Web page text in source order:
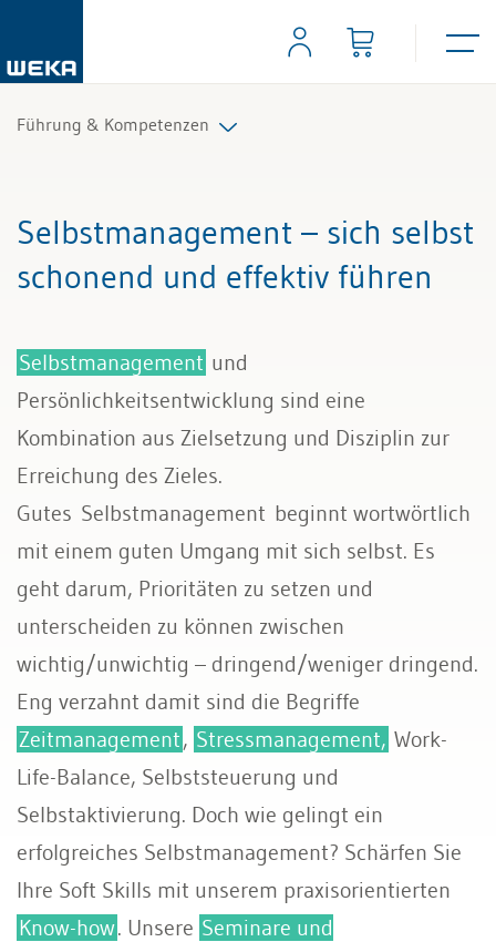
Führung & Kompetenzen
Selbstmanagement
Selbstmanagement – sich selbst
schonend und effektiv führen
Selbstmanagement und
Persönlichkeitsentwicklung sind eine
Kombination aus Zielsetzung und Disziplin zur
Erreichung des Zieles.
Gutes Selbstmanagement beginnt wortwörtlich
mit einem guten Umgang mit sich selbst. Es
geht darum, Prioritäten zu setzen und
unterscheiden zu können zwischen
wichtig/unwichtig – dringend/weniger dringend.
Eng verzahnt damit sind die Begriffe
Zeitmanagement, Stressmanagement, Work-
Life-Balance, Selbststeuerung und
Selbstaktivierung. Doch wie gelingt ein
erfolgreiches Selbstmanagement? Schärfen Sie
Ihre Soft Skills mit unserem praxisorientierten
Know-how. Unsere Seminare und